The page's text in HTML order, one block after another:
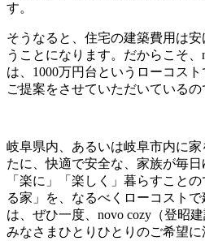
す。
そうなると、住宅の建築費用は
うことになります。だからこそ
は、1000万円台というローコス
ご提案をさせていただいているの
岐阜県内、あるいは岐阜市内に
たに、快適で安全な、家族が毎
「楽に」「楽しく」暮らすこと
る家」を、なるべくローコスト
は、ぜひ一度、novo cozy（登昭
みなさまひとりひとりのご希望